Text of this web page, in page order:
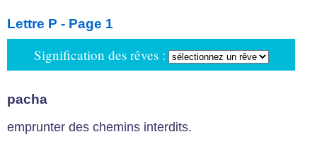
Lettre P - Page 1
Signification des rêves :
pacha
emprunter des chemins interdits.